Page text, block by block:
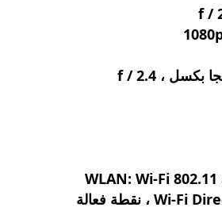
WLAN: Wi-Fi